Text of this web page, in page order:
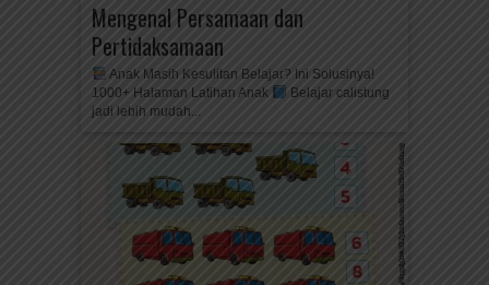
Mengenal Persamaan dan
Pertidaksamaan
Anak Masih Kesulitan Belajar? Ini Solusinya!
1000+ Halaman Latihan Anak
Belajar calistung
jadi lebih mudah...